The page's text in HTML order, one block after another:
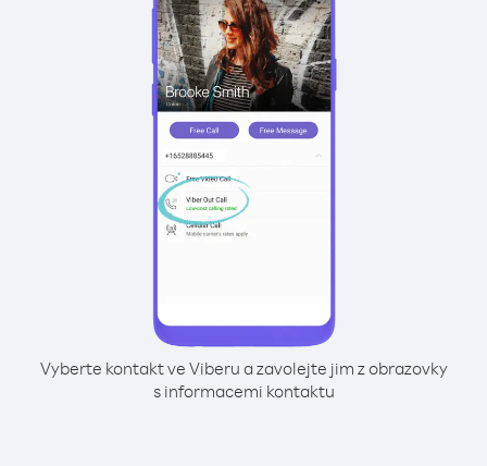
Vyberte kontakt ve Viberu a zavolejte jim z obrazovky
s informacemi kontaktu